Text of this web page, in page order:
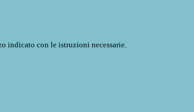
indicato con le istruzioni necessarie.